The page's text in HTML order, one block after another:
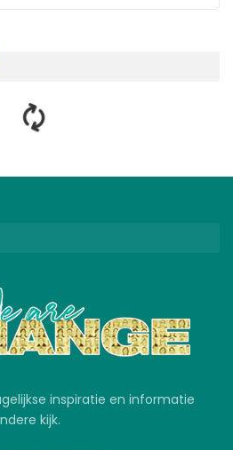
inspiratie en informatie
kijk.